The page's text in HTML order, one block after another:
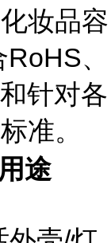
妆品容
、
针对各
准。
途